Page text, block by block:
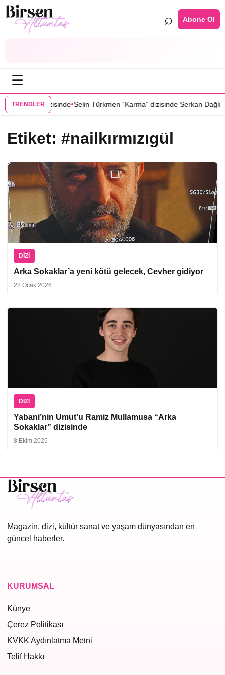
⌕ Abone Ol
☰
TRENDLER
Yer” dizisinde•Selin Türkmen “Karma” dizisinde Serkan
Etiket: #nailkırmızıgül
DIZI
Arka Sokaklar’a yeni kötü gelecek, Cevher gidiyor
28 Ocak 2026
DIZI
Yabani’nin Umut’u Ramiz Mullamusa “Arka
Sokaklar” dizisinde
8 Ekim 2025
Magazin, dizi, kültür sanat ve yaşam dünyasından en
güncel haberler.
KURUMSAL
Künye
Çerez Politikası
KVKK Aydınlatma Metni
Telif Hakkı